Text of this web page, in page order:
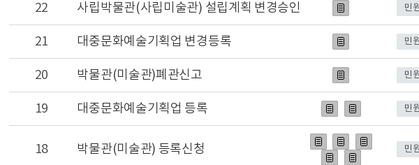
22 사립박물관(사립미술관) 설립계획 변경승인 민
21 대중문화예술기획업 변경등록 민
20 박물관(미술관)폐관신고 민
19 대중문화예술기획업 등록 민
18 박물관(미술관) 등록신청 민